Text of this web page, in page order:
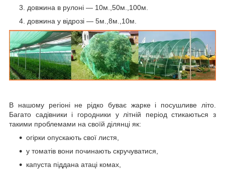
довжина в рулоні — 10м.,50м.,100м.
довжина у відрозі — 5м.,8м.,10м.
В нашому регіоні не рідко буває жарке і посушливе літо.
Багато садівники і городники у літній період стикаються з
такими проблемами на своїй ділянці як:
огірки опускають свої листя,
у томатів вони починають скручуватися,
капуста піддана атаці комах,